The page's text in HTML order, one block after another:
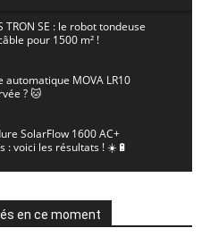
TRON SE : le robot tondeuse
pour 1500 m² !
automatique MOVA LR10
? 🐱
SolarFlow 1600 AC+
: voici les résultats ! ☀️🔋
à l'AOV ! ☀️📹
en ce moment